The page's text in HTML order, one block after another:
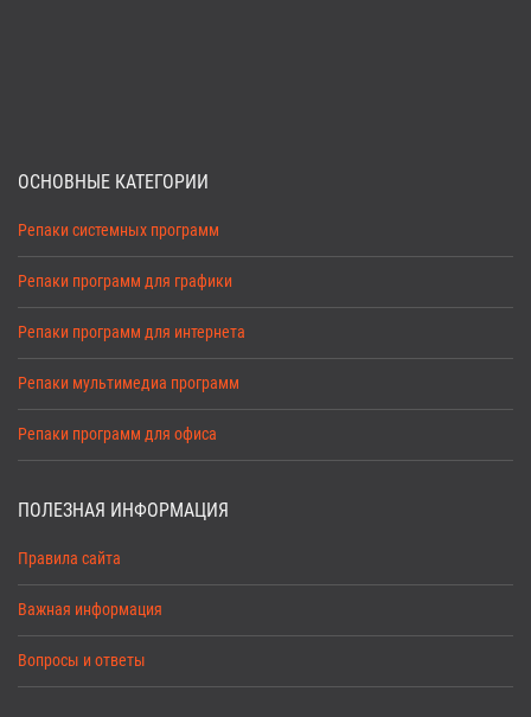
ОСНОВНЫЕ КАТЕГОРИИ
Репаки системных программ
Репаки программ для графики
Репаки программ для интернета
Репаки мультимедиа программ
Репаки программ для офиса
ПОЛЕЗНАЯ ИНФОРМАЦИЯ
Правила сайта
Важная информация
Вопросы и ответы